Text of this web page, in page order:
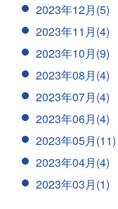
2023年12月(5)
2023年11月(4)
2023年10月(9)
2023年08月(4)
2023年07月(4)
2023年06月(4)
2023年05月(11)
2023年04月(4)
2023年03月(1)